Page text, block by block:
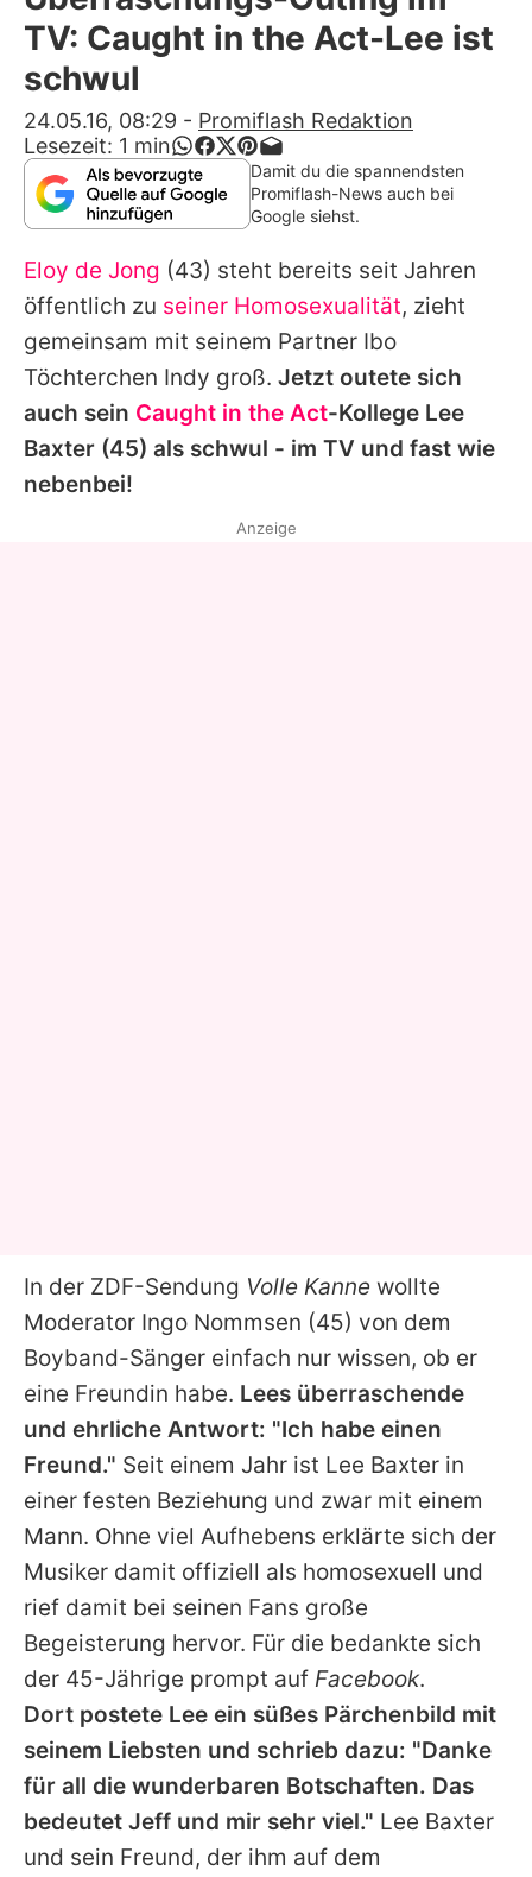
Alle Themen auf Promiflash
App runterladen
Team
Redaktionelle Richtlinien
Impressum
Datenschutzerklärung
Nutzungsbedingungen
Utiq verwalten
TV: Caught in the Act-Lee ist
schwul
24.05.16, 08:29 - Promiflash Redaktion
Lesezeit: 1 min
Damit du die spannendsten
Promiflash-News auch bei
Google siehst.
Eloy de Jong (43) steht bereits seit Jahren
öffentlich zu seiner Homosexualität, zieht
gemeinsam mit seinem Partner Ibo
Töchterchen Indy groß. Jetzt outete sich
auch sein Caught in the Act-Kollege Lee
Baxter (45) als schwul - im TV und fast wie
nebenbei!
In der ZDF-Sendung Volle Kanne wollte
Moderator Ingo Nommsen (45) von dem
Boyband-Sänger einfach nur wissen, ob er
eine Freundin habe. Lees überraschende
und ehrliche Antwort: "Ich habe einen
Freund." Seit einem Jahr ist Lee Baxter in
einer festen Beziehung und zwar mit einem
Mann. Ohne viel Aufhebens erklärte sich der
Musiker damit offiziell als homosexuell und
rief damit bei seinen Fans große
Begeisterung hervor. Für die bedankte sich
der 45-Jährige prompt auf Facebook.
Dort postete Lee ein süßes Pärchenbild mit
seinem Liebsten und schrieb dazu: "Danke
für all die wunderbaren Botschaften. Das
bedeutet Jeff und mir sehr viel." Lee Baxter
und sein Freund, der ihm auf dem
Anzeige